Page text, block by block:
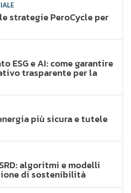
strategie PeroCycle per
ESG e AI: come garantire
trasparente per la
più sicura e tutele
algoritmi e modelli
di sostenibilità